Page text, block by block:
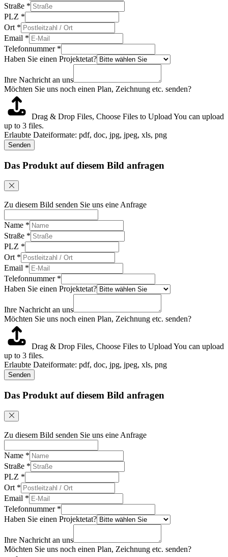
Straße *
PLZ *
Ort *
Email *
Telefonnummer *
Haben Sie einen Projektetat?
Ihre Nachricht an uns
Möchten Sie uns noch einen Plan, Zeichnung etc. senden?
Drag & Drop Files, Choose Files to Upload You can upload
up to 3 files.
Erlaubte Dateiformate: pdf, doc, jpg, jpeg, xls, png
Senden
Das Produkt auf diesem Bild anfragen
Zu diesem Bild senden Sie uns eine Anfrage
Name *
Straße *
PLZ *
Ort *
Email *
Telefonnummer *
Haben Sie einen Projektetat?
Ihre Nachricht an uns
Möchten Sie uns noch einen Plan, Zeichnung etc. senden?
Drag & Drop Files, Choose Files to Upload You can upload
up to 3 files.
Erlaubte Dateiformate: pdf, doc, jpg, jpeg, xls, png
Senden
Das Produkt auf diesem Bild anfragen
Zu diesem Bild senden Sie uns eine Anfrage
Name *
Straße *
PLZ *
Ort *
Email *
Telefonnummer *
Haben Sie einen Projektetat?
Ihre Nachricht an uns
Möchten Sie uns noch einen Plan, Zeichnung etc. senden?